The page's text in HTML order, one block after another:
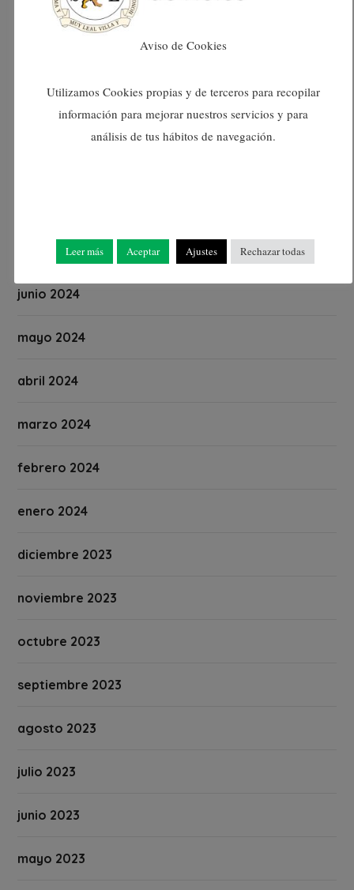
diciembre 2024
octubre 2024
julio 2024
junio 2024
mayo 2024
abril 2024
marzo 2024
febrero 2024
enero 2024
diciembre 2023
noviembre 2023
octubre 2023
septiembre 2023
agosto 2023
julio 2023
junio 2023
mayo 2023
Aviso de Cookies
Utilizamos Cookies propias y de terceros para recopilar
información para mejorar nuestros servicios y para
análisis de tus hábitos de navegación.
Leer más Aceptar Ajustes Rechazar todas